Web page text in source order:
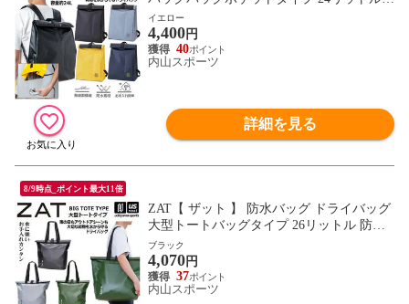
リュック 2026年継続モデル【 防水バック
リュックサック バックパック 無縫製バッ
グ アウトドア モリト MORITO 】【翌日配
達対象】[自社]
イエロー
4,400円
40
内山スポーツ
詳細を見る
8/9時点_ポイント最大11倍
ZAT【 ザット 】 防水バッグ ドライバッグ
大型トートバッグタイプ 26リットル 防水
トートバッグ 2026年継続モデル【 防水バ
ック トートバッグ トートバック 無縫製バ
ッグ モリト MORITO 】【翌日配達対象】
[自社]
ブラック
4,070円
37
内山スポーツ